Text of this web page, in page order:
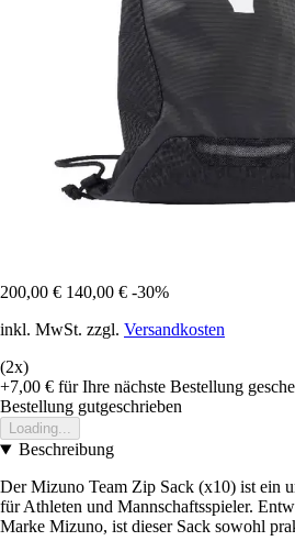
200,00 € 140,00 € -30%
inkl. MwSt. zzgl. Versandkosten
(2x)
+7,00 € für Ihre nächste Bestellung
Bestellung gutgeschrieben
Loading...
Beschreibung
Der Mizuno Team Zip Sack (x10) ist ein
für Athleten und Mannschaftsspieler.
Marke Mizuno, ist dieser Sack sowohl